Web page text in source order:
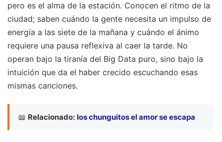
pero es el alma de la estación. Conocen el ritmo de la
ciudad; saben cuándo la gente necesita un impulso de
energía a las siete de la mañana y cuándo el ánimo
requiere una pausa reflexiva al caer la tarde. No
operan bajo la tiranía del Big Data puro, sino bajo la
intuición que da el haber crecido escuchando esas
mismas canciones.
📖 Relacionado: los chunguitos el amor se escapa